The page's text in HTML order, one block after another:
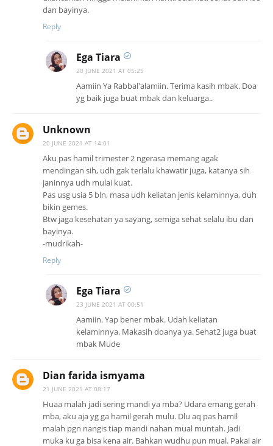
dan bayinya.
Reply
Ega Tiara
20 JUNE 2021 AT 05:25
Aamiin Ya Rabbal'alamiin. Terima kasih mbak. Doa
yg baik juga buat mbak dan keluarga..
Unknown
20 JUNE 2021 AT 14:01
Aku pas hamil trimester 2 ngerasa memang agak
mendingan sih, udh gak terlalu khawatir juga, katanya sih
janinnya udh mulai kuat.
Pas usg usia 5 bln, masa udh keliatan jenis kelaminnya, duh
bikin gemes.
Btw jaga kesehatan ya sayang, semiga sehat selalu ibu dan
bayinya.
-mudrikah-
Reply
Ega Tiara
23 JUNE 2021 AT 00:51
Aamiin. Yap bener mbak. Udah keliatan
kelaminnya. Makasih doanya ya. Sehat2 juga buat
mbak Mude
Dian farida ismyama
21 JUNE 2021 AT 08:17
Huaa malah jadi sering mandi ya mba? Udara emang gerah
mba, aku aja yg ga hamil gerah mulu. Dlu aq pas hamil
malah pgn nangis tiap mandi nahan mual muntah. Jadi
muka ku ga bisa kena air. Bahkan wudhu pun mual. Pakai air